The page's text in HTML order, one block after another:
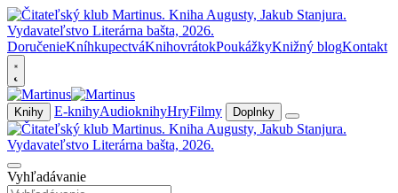
DoručenieKníhkupectváKnihovrátokPoukážkyKnižný blogKontakt
Knihy E-knihyAudioknihyHryFilmy Doplnky
Vyhľadávanie